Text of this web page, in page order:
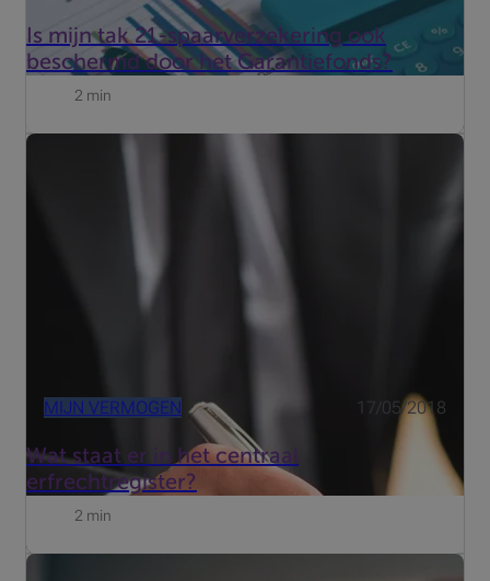
Is mijn tak 21-spaarverzekering ook
beschermd door het Garantiefonds?
2 min
MIJN VERMOGEN 17/05/2018
Wat staat er in het centraal
erfrechtregister?
Het centraal erfrechtregister wordt bijgehouden door de
2 min
Duurzaam beleggen heeft de voorbije decennia evenwel